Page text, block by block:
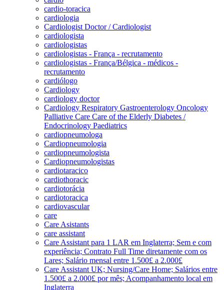
cardio-toracica
cardiologia
Cardiologist Doctor / Cardiologist
cardiologista
cardiologistas
cardiologistas - França - recrutamento
cardiologistas - França/Bélgica - médicos -
recrutamento
cardiólogo
Cardiology
cardiology doctor
Cardiology Respiratory Gastroenterology Oncology
Palliative Care Care of the Elderly Diabetes /
Endocrinology Paediatrics
cardiopneumologa
Cardiopneumologia
cardiopneumologista
Cardiopneumologistas
cardiotaracico
cardiothoracic
cardiotorácia
cardiotoracica
cardiovascular
care
Care Asistants
care assistant
Care Assistant para 1 LAR em Inglaterra; Sem e com
experiência; Contrato Full Time diretamente com os
Lares; Salário mensal entre 1.500£ a 2.000£
Care Assistant UK; Nursing/Care Home; Salários entre
1.500£ a 2.000£ por mês; Acompanhamento local em
Inglaterra